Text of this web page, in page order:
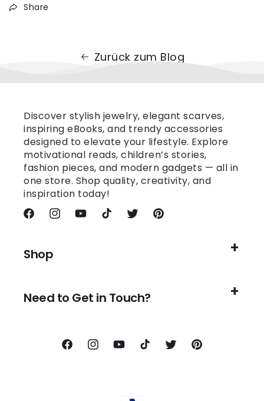
Share
Zurück zum Blog
Discover stylish jewelry, elegant scarves,
inspiring eBooks, and trendy accessories
designed to elevate your lifestyle. Explore
motivational reads, children’s stories,
fashion pieces, and modern gadgets — all in
one store. Shop quality, creativity, and
inspiration today!
FacebookInstagramYouTubeTikTok TwitterPinterest
Shop
Need to Get in Touch?
FacebookInstagramYouTubeTikTok TwitterPinterest